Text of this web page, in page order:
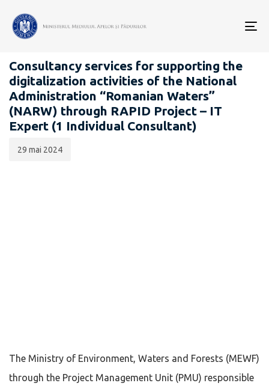
CARIERĂ
Consultancy services for supporting the
digitalization activities of the National
Administration “Romanian Waters”
(NARW) through RAPID Project – IT
Expert (1 Individual Consultant)
publicării:
29 mai 2024
The Ministry of Environment, Waters and Forests (MEWF)
through the Project Management Unit (PMU) responsible